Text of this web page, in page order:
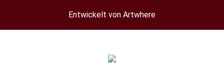
Entwickelt von Artwhere